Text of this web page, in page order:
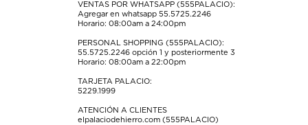
VENTAS POR WHATSAPP (555PALACIO):
Agregar en whatsapp 55.5725.2246
Horario: 08:00am a 24:00pm
PERSONAL SHOPPING (555PALACIO):
55.5725.2246 opción 1 y posteriormente 3
Horario: 08:00am a 22:00pm
TARJETA PALACIO:
5229.1999
ATENCIÓN A CLIENTES
elpalaciodehierro.com (555PALACIO)